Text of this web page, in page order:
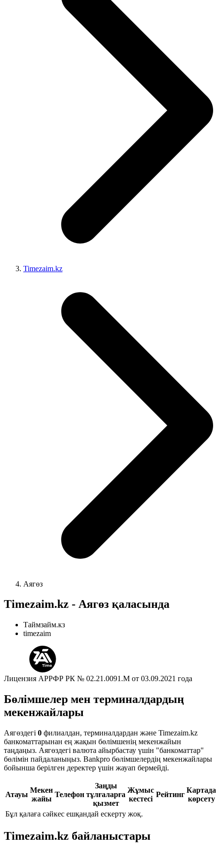
Timezaim.kz
Аягөз
Timezaim.kz - Аягөз қаласында
Таймзайм.кз
timezaim
Лицензия АРРФР РК № 02.21.0091.M от 03.09.2021 года
Бөлімшелер мен терминалдардың
мекенжайлары
Аягөздегі 0 филиалдан, терминалдардан және Timezaim.kz
банкоматтарынан ең жақын бөлімшенің мекенжайын
таңдаңыз. Аягөздегі валюта айырбастау үшін "банкоматтар"
бөлімін пайдаланыңыз. Bankpro бөлімшелердің мекенжайлары
бойынша берілген деректер үшін жауап бермейді.
Атауы
Мекен
жайы
Телефон
Заңды
тұлғаларға
қызмет
Жұмыс
кестесі
Рейтинг
Картада
көрсету
Бұл қалаға сәйкес ешқандай ескерту жоқ.
Timezaim.kz байланыстары